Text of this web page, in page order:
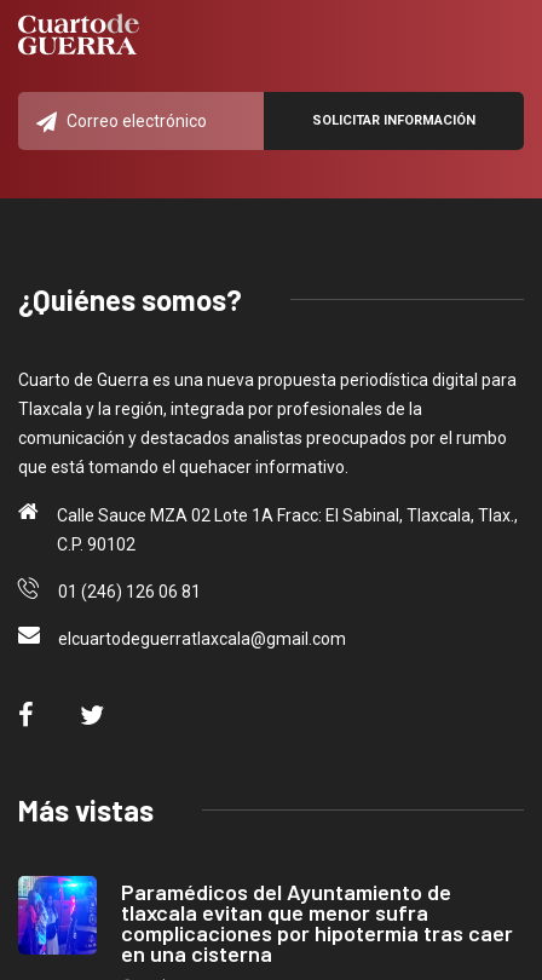
¿Quiénes somos?
Cuarto de Guerra es una nueva propuesta periodística digital para
Tlaxcala y la región, integrada por profesionales de la
comunicación y destacados analistas preocupados por el rumbo
que está tomando el quehacer informativo.
Calle Sauce MZA 02 Lote 1A Fracc: El Sabinal, Tlaxcala, Tlax.,
C.P. 90102
01 (246) 126 06 81
elcuartodeguerratlaxcala@gmail.com
Más vistas
Paramédicos del Ayuntamiento de
tlaxcala evitan que menor sufra
complicaciones por hipotermia tras caer
en una cisterna